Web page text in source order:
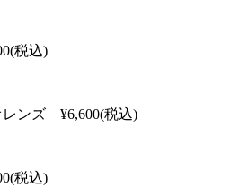
税込)
レンズ ¥6,600(税込)
税込)